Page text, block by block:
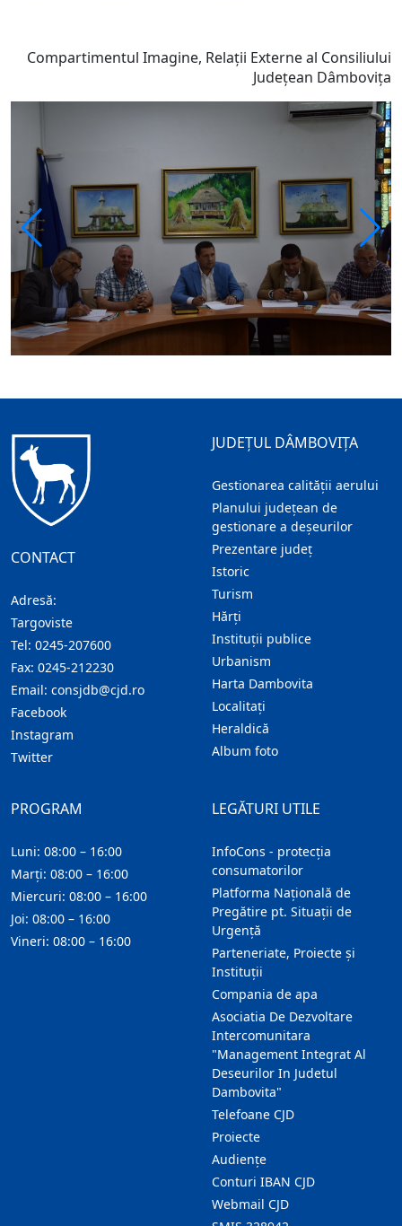
Compartimentul Imagine, Relații Externe al Consiliului
Județean Dâmbovița
CONTACT
Adresă:
Targoviste
Tel: 0245-207600
Fax: 0245-212230
Email: consjdb@cjd.ro
Facebook
Instagram
Twitter
JUDEȚUL DÂMBOVIȚA
Gestionarea calității aerului
Planului județean de
gestionare a deșeurilor
Prezentare judeţ
Istoric
Turism
Hărţi
Instituţii publice
Urbanism
Harta Dambovita
Localitaţi
Heraldică
Album foto
LEGĂTURI UTILE
InfoCons - protecția
consumatorilor
Platforma Națională de
Pregătire pt. Situații de
Urgență
Parteneriate, Proiecte și
Instituții
Compania de apa
Asociatia De Dezvoltare
Intercomunitara
"Management Integrat Al
Deseurilor In Judetul
Dambovita"
Telefoane CJD
Proiecte
Audienţe
Conturi IBAN CJD
Webmail CJD
PROGRAM
Luni: 08:00 – 16:00
Marți: 08:00 – 16:00
Miercuri: 08:00 – 16:00
Joi: 08:00 – 16:00
Vineri: 08:00 – 16:00